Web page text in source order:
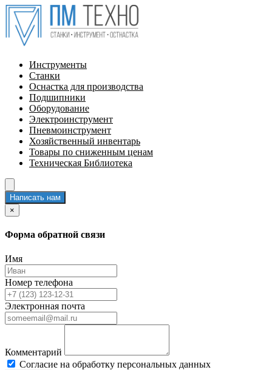
Инструменты
Станки
Оснастка для производства
Подшипники
Оборудование
Электроинструмент
Пневмоинструмент
Хозяйственный инвентарь
Товары по сниженным ценам
Техническая Библиотека
Написать нам
×
Форма обратной связи
Имя
Номер телефона
Электронная почта
Комментарий
Согласие на обработку персональных данных